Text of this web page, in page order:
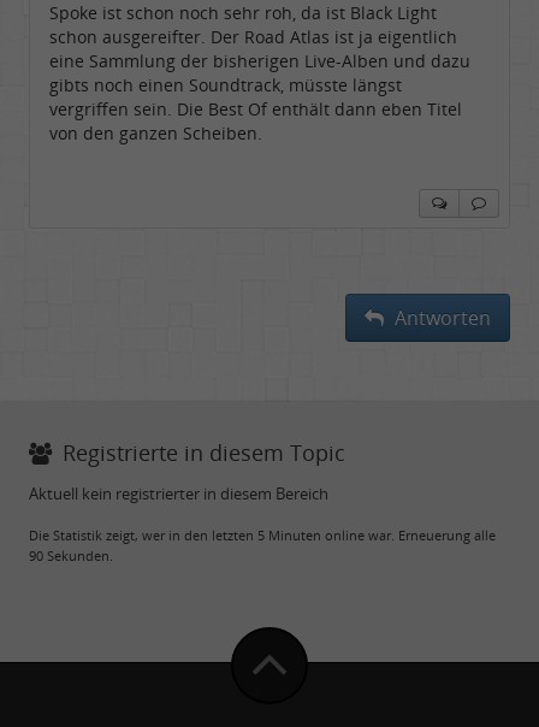
Spoke ist schon noch sehr roh, da ist Black Light
schon ausgereifter. Der Road Atlas ist ja eigentlich
eine Sammlung der bisherigen Live-Alben und dazu
gibts noch einen Soundtrack, müsste längst
vergriffen sein. Die Best Of enthält dann eben Titel
von den ganzen Scheiben.
Antworten
Registrierte in diesem Topic
Aktuell kein registrierter in diesem Bereich
Die Statistik zeigt, wer in den letzten 5 Minuten online war. Erneuerung alle
90 Sekunden.